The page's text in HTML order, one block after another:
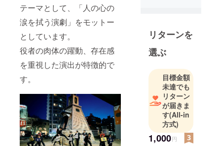
テーマとして、「人の心の
涙を拭う演劇」をモットー
としています。
役者の肉体の躍動、存在感
を重視した演出が特徴的で
す。
リターンを
選ぶ
目標金額
未達でも
リターン
が届きま
す(All-in
方式)
1,000円